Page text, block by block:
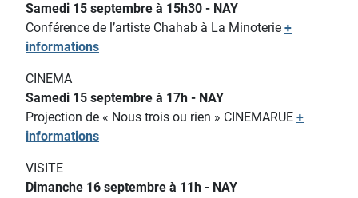
Samedi 15 septembre à 15h30 - NAY
Conférence de l’artiste Chahab à La Minoterie +
informations
CINEMA
Samedi 15 septembre à 17h - NAY
Projection de « Nous trois ou rien » CINEMARUE +
informations
VISITE
Dimanche 16 septembre à 11h - NAY